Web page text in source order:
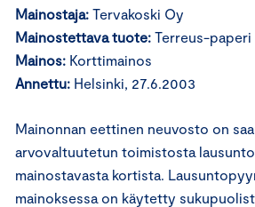
Mainostaja: Tervakoski Oy
Mainostettava tuote: Terreus-paperi
Mainos: Korttimainos
Annettu: Helsinki, 27.6.2003
Mainonnan eettinen neuvosto on
arvovaltuutetun toimistosta
mainostavasta kortista.
mainoksessa on käytetty